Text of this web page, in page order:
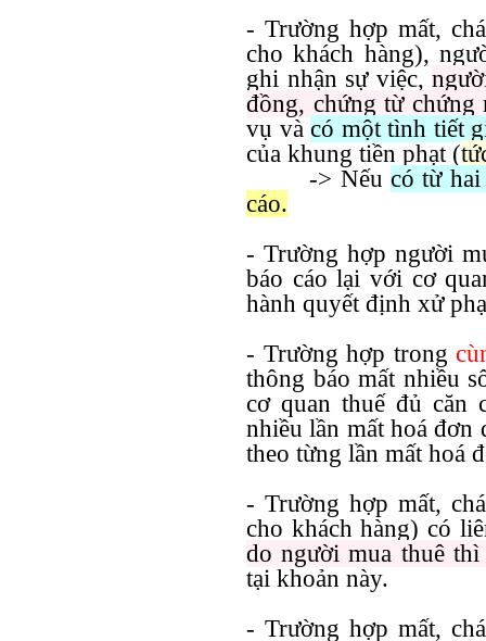
- Trường hợp mất,
cho khách hàng),
ghi nhận sự việc,
đồng, chứng từ chứng
vụ vàcó một tình tiết
của khung tiền phạt (
-> Nếu có từ
cáo.
- Trường hợp người
báo cáo lại với cơ
hành quyết định xử
- Trường hợp trong
thông báo mất nhiều
cơ quan thuế đủ căn
nhiều lần mất hoá đơn
theo từng lần mất hoá
- Trường hợp mất,
cho khách hàng) có
do người mua thuê
tại khoản này.
- Trường hợp mất,